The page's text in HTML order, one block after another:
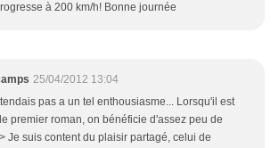
à 200 km/h! Bonne journée
25/04/2012 13:04
pas a un tel enthousiasme... Lorsqu'il est
premier roman, on bénéficie d'assez peu de
Je suis content du plaisir partagé, celui de